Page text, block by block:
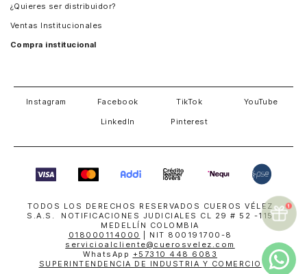
¿Quieres ser distribuidor?
Ventas Institucionales
Compra institucional
Instagram Facebook TikTok YouTube
LinkedIn Pinterest
TODOS LOS DERECHOS RESERVADOS CUEROS VÉLEZ
S.A.S. NOTIFICACIONES JUDICIALES CL 29 # 52 -115
MEDELLÍN COLOMBIA
018000114000
| NIT 800191700-8
servicioalcliente@cuerosvelez.com
WhatsApp +57310 448 6083
SUPERINTENDENCIA DE INDUSTRIA Y COMERCIO